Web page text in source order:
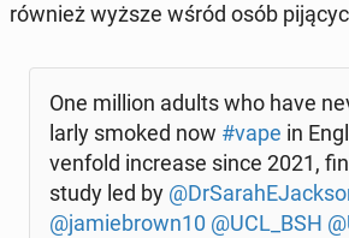
również wyższe wśród osób
One million adults who have
lar­ly smoked now #vape in
ven­fold in­cre­ase since 2021,
study led by
@ja­mie­brown10 @UCL_BSH